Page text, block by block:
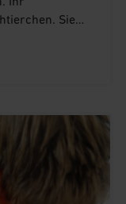
Ihr
Sie
nur sechs